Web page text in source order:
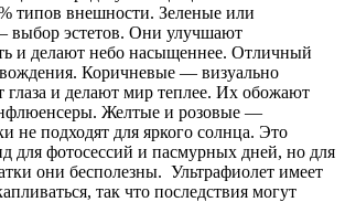
типов внешности. Зеленые или
выбор эстетов. Они улучшают
и делают небо насыщеннее. Отличный
Коричневые — визуально
глаза и делают мир теплее. Их обожают
Желтые и розовые —
не подходят для яркого солнца. Это
для фотосессий и пасмурных дней, но для
они бесполезны. Ультрафиолет имеет
так что последствия могут